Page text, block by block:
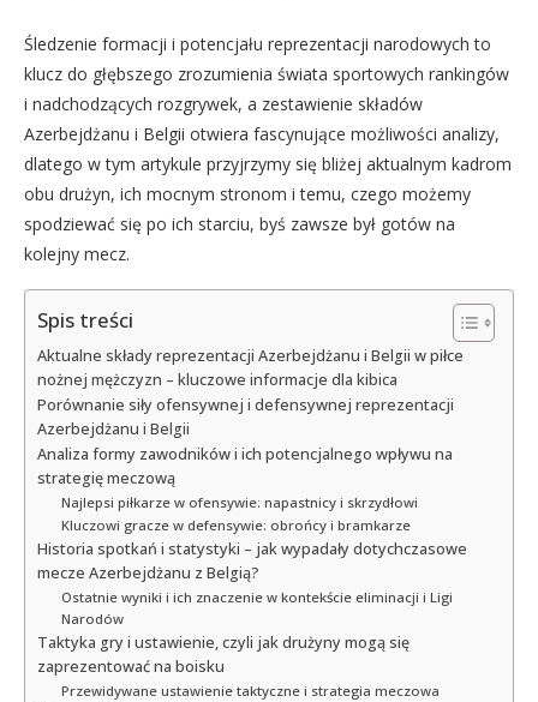
Śledzenie formacji i potencjału reprezentacji narodowych to
klucz do głębszego zrozumienia świata sportowych rankingów
i nadchodzących rozgrywek, a zestawienie składów
Azerbejdżanu i Belgii otwiera fascynujące możliwości analizy,
dlatego w tym artykule przyjrzymy się bliżej aktualnym kadrom
obu drużyn, ich mocnym stronom i temu, czego możemy
spodziewać się po ich starciu, byś zawsze był gotów na
kolejny mecz.
Spis treści
Aktualne składy reprezentacji Azerbejdżanu i Belgii w piłce
nożnej mężczyzn – kluczowe informacje dla kibica
Porównanie siły ofensywnej i defensywnej reprezentacji
Azerbejdżanu i Belgii
Analiza formy zawodników i ich potencjalnego wpływu na
strategię meczową
Najlepsi piłkarze w ofensywie: napastnicy i skrzydłowi
Kluczowi gracze w defensywie: obrońcy i bramkarze
Historia spotkań i statystyki – jak wypadały dotychczasowe
mecze Azerbejdżanu z Belgią?
Ostatnie wyniki i ich znaczenie w kontekście eliminacji i Ligi
Narodów
Taktyka gry i ustawienie, czyli jak drużyny mogą się
zaprezentować na boisku
Przewidywane ustawienie taktyczne i strategia meczowa